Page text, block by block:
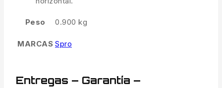
Peso 0.900 kg
MARCAS Spro
Entregas – Garantía –